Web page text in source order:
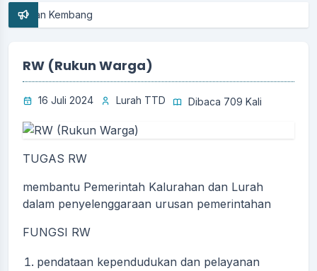
RW (Rukun Warga)
16 Juli 2024 Lurah TTD Dibaca 709 Kali
TUGAS RW
membantu Pemerintah Kalurahan dan Lurah
dalam penyelenggaraan urusan pemerintahan
FUNGSI RW
pendataan kependudukan dan pelayanan